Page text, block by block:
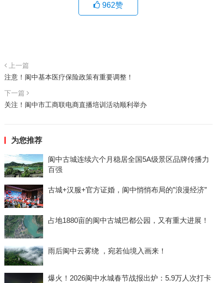
962赞
上一篇
注意！阆中基本医疗保险政策有重要调整！
下一篇
关注！阆中市工商联电商直播培训活动顺利举办
为您推荐
阆中古城连续六个月稳居全国5A级景区品牌传播力
百强
古城+汉服+官方证婚，阆中悄悄布局的”浪漫经济”
占地1880亩的阆中古城巴都公园，又有重大进展！
雨后阆中云雾绕 ，宛若仙境入画来！
爆火！2026阆中水城春节战报出炉：5.9万人次打卡